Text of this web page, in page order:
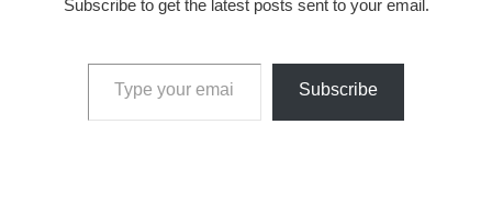
Subscribe to get the latest posts sent to your email.
Type your email…
Subscribe